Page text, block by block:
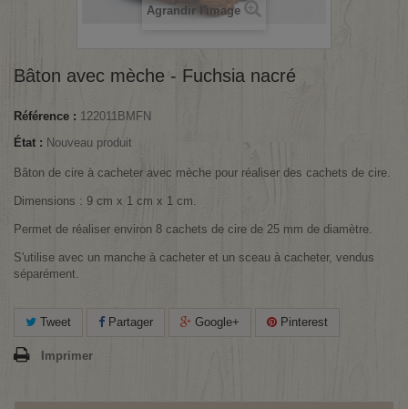
Agrandir l'image
Bâton avec mèche - Fuchsia nacré
Référence : 122011BMFN
État : Nouveau produit
Bâton de cire à cacheter avec mèche pour réaliser des cachets de cire.
Dimensions : 9 cm x 1 cm x 1 cm.
Permet de réaliser environ 8 cachets de cire de 25 mm de diamètre.
S'utilise avec un manche à cacheter et un sceau à cacheter, vendus
séparément.
Tweet Partager Google+ Pinterest
Imprimer